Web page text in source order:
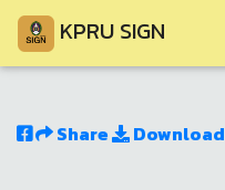
KPRU SIGN
Share Download